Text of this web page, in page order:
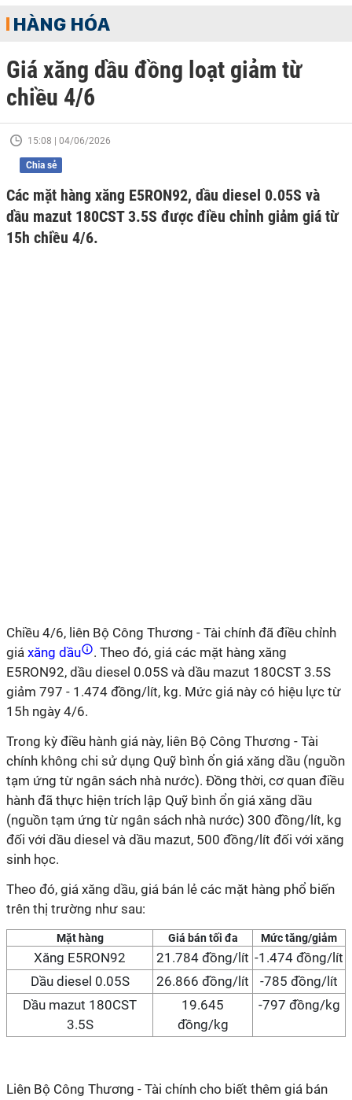
HÀNG HÓA
Giá xăng dầu đồng loạt giảm từ
chiều 4/6
15:08 | 04/06/2026
Chia sẻ
Các mặt hàng xăng E5RON92, dầu diesel 0.05S và
dầu mazut 180CST 3.5S được điều chỉnh giảm giá từ
15h chiều 4/6.
Chiều 4/6, liên Bộ Công Thương - Tài chính đã điều chỉnh
giá xăng dầu
. Theo đó, giá các mặt hàng xăng
E5RON92, dầu diesel 0.05S và dầu mazut 180CST 3.5S
giảm 797 - 1.474 đồng/lít, kg. Mức giá này có hiệu lực từ
15h ngày 4/6.
Trong kỳ điều hành giá này, liên Bộ Công Thương - Tài
chính không chi sử dụng Quỹ bình ổn giá xăng dầu (nguồn
tạm ứng từ ngân sách nhà nước). Đồng thời, cơ quan điều
hành đã thực hiện trích lập Quỹ bình ổn giá xăng dầu
(nguồn tạm ứng từ ngân sách nhà nước) 300 đồng/lít, kg
đối với dầu diesel và dầu mazut, 500 đồng/lít đối với xăng
sinh học.
Theo đó, giá xăng dầu, giá bán lẻ các mặt hàng phổ biến
trên thị trường như sau:
Mặt hàng Giá bán tối đa Mức tăng/giảm
Xăng E5RON92 21.784 đồng/lít -1.474 đồng/lít
Dầu diesel 0.05S
26.866 đồng/lít
-785 đồng/lít
Dầu mazut 180CST
3.5S
19.645
đồng/kg
-797 đồng/kg
Liên Bộ Công Thương - Tài chính cho biết thêm giá bán